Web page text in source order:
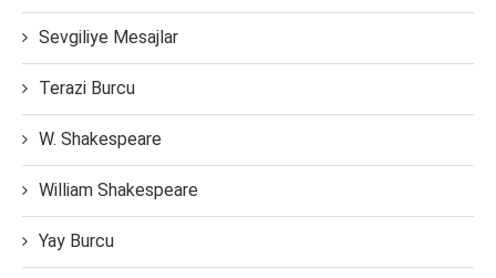
Sevgiliye Mesajlar
Terazi Burcu
W. Shakespeare
William Shakespeare
Yay Burcu